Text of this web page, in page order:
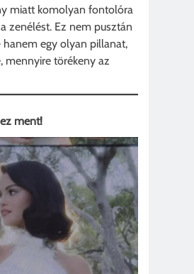
miatt komolyan fontolóra
zenélést. Ez nem pusztán
egy olyan pillanat,
mennyire törékeny az
ment!